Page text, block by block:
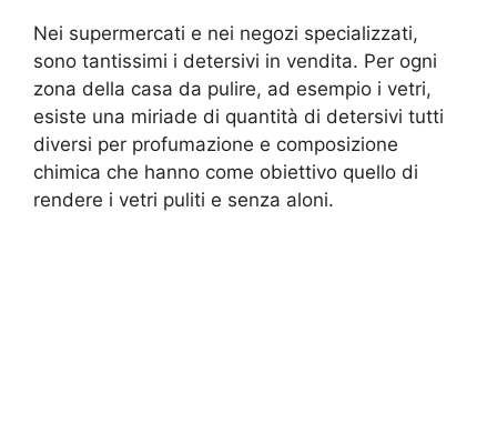
Nei supermercati e nei negozi specializzati,
sono tantissimi i detersivi in vendita. Per ogni
zona della casa da pulire, ad esempio i vetri,
esiste una miriade di quantità di detersivi tutti
diversi per profumazione e composizione
chimica che hanno come obiettivo quello di
rendere i vetri puliti e senza aloni.